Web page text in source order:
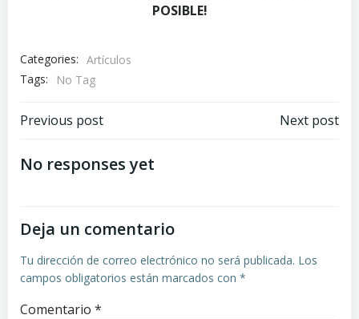
POSIBLE!
Categories: Artículos
Tags:
No Tag
Navegación
de
Previous post
Navegación
Next post
No responses yet
Deja un comentario
Tu dirección de correo electrónico no será publicada. Los
campos obligatorios están marcados con *
Comentario *